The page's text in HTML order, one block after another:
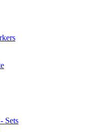
Sets